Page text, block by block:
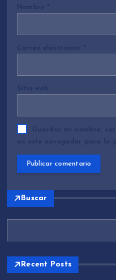
Nombre *
Correo electrónico *
Sitio web
Guardar mi nombre,
en este navegador para la
Buscar
Recent Posts